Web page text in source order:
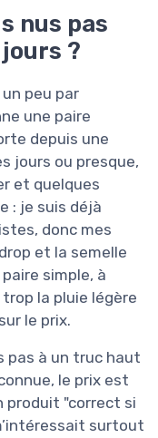
nus pas
?
un peu par
une paire
depuis une
jours ou presque,
et quelques
: je suis déjà
donc mes
et la semelle
simple, à
la pluie légère
le prix.
pas à un truc haut
le prix est
produit "correct si
surtout